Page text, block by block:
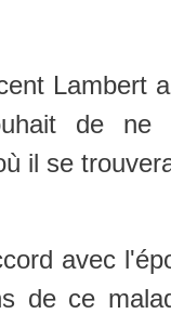
Lambert
de ne
il se
avec
de ce